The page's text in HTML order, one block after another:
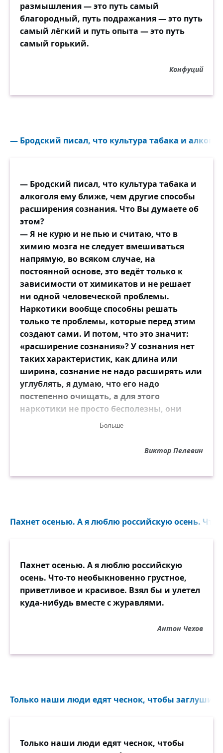
размышления — это путь самый
благородный, путь подражания — это путь
самый лёгкий и путь опыта — это путь
самый горький.
Конфуций
— Бродский писал, что культура табака и
— Бродский писал, что культура табака и
алкоголя ему ближе, чем другие способы
расширения сознания. Что Вы думаете об
этом?
— Я не курю и не пью и считаю, что в
химию мозга не следует вмешиваться
напрямую, во всяком случае, на
постоянной основе, это ведёт только к
зависимости от химикатов и не решает
ни одной человеческой проблемы.
Наркотики вообще способны решать
только те проблемы, которые перед этим
создают сами. И потом, что это значит:
«расширение сознания»? У сознания нет
таких характеристик, как длина или
ширина, сознание не надо расширять или
углублять, я думаю, что его надо
постепенно очищать, а для этого
наркотики не просто бесполезны, они
прямо вредны. Человеческое тело само
Больше
Виктор Пелевин
Пахнет осенью. А я люблю российскую осень.
Пахнет осенью. А я люблю российскую
осень. Что-то необыкновенно грустное,
приветливое и красивое. Взял бы и улетел
куда-нибудь вместе с журавлями.
Антон Чехов
Только наши люди едят чеснок, чтобы заглушить
Только наши люди едят чеснок, чтобы